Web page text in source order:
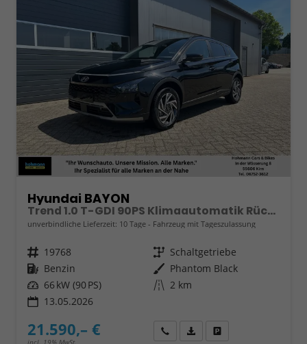
Hyundai BAYON
Trend 1.0 T-GDI 90PS Klimaautomatik Rückf.Kamera Parksensoren Sitzheizung Lenkradheizung Bluetooth Touchscreen Tempomat Apple CarPlay + Android Auto 16"LM
unverbindliche Lieferzeit: 10 Tage Fahrzeug mit Tageszulassung
Fahrzeugnr. 19768 Getriebe Schaltgetriebe
Kraftstoff Benzin Außenfarbe Phantom Black
Leistung 66 kW (90 PS) Kilometerstand 2 km
13.05.2026
21.590,– €
incl. 19% MwSt.
Wir rufen Sie anFahrzeugexposé (PDF)